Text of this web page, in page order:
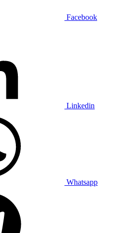
Facebook
Linkedin
Whatsapp